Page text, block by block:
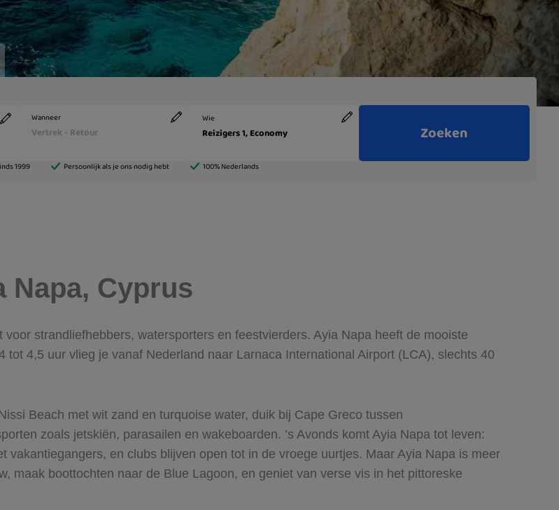
Napa, Cyprus
voor strandliefhebbers, watersporters en feestvierders. Ayia Napa heeft de mooiste
4,5 uur vlieg je vanaf Nederland naar Larnaca International Airport (LCA), slechts 40
Beach met wit zand en turquoise water, duik bij Cape Greco tussen
zoals jetskiën, parasailen en wakeboarden. ’s Avonds komt Ayia Napa tot leven:
vakantiegangers, en clubs blijven open tot in de vroege uurtjes. Maar Ayia Napa is meer
maak boottochten naar de Blue Lagoon, en geniet van verse vis in het pittoreske